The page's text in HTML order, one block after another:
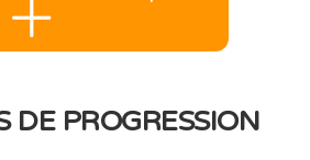
DE PROGRESSION